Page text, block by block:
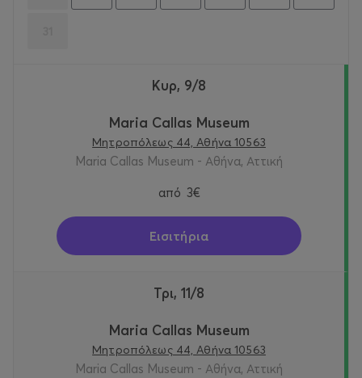
Κυρ, 9/8
Maria Callas Museum
Μητροπόλεως 44, Αθήνα 10563
Maria Callas Museum - Αθήνα, Αττική
από 3€
Εισιτήρια
Τρι, 11/8
Maria Callas Museum
Μητροπόλεως 44, Αθήνα 10563
Maria Callas Museum - Αθήνα, Αττική